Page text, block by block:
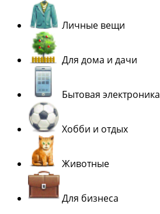
Личные вещи
Для дома и дачи
Бытовая электроника
Хобби и отдых
Животные
Для бизнеса